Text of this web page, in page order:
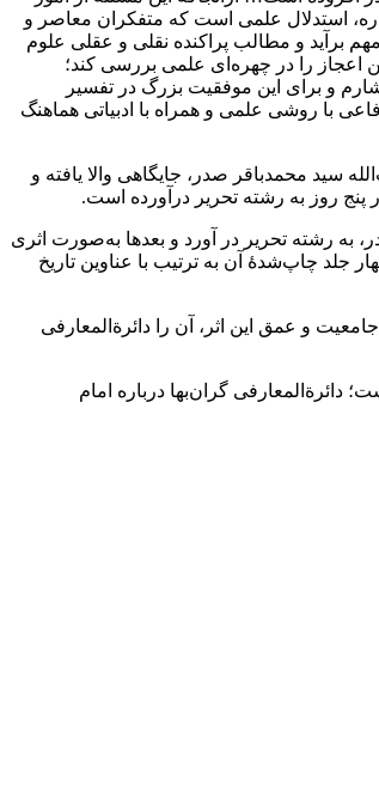
استدلال علمی است که متفکران معاصر و
برآید و مطالب پراکنده نقلی و عقلی علوم
اعجاز را در چهره‌ای علمی بررسی کند؛
و برای این موفقیت بزرگ در تفسیر
با روشی علمی و همراه با ادبیاتی هماهنگ
سید محمدباقر صدر، جایگاهی والا یافته و
پنج روز به رشته تحریر درآورده است.
به رشته تحریر در آورد و بعدها به‌صورت اثری
چاپ‌شدۀ آن به ترتیب با عناوین تاریخ
و عمق این اثر، آن را دائرة‌المعارفی
گران‌بها درباره امام